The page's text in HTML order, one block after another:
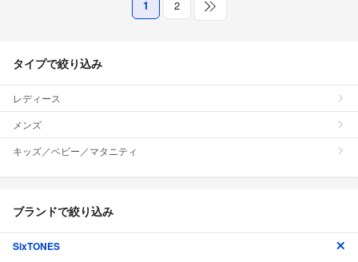
1 2
タイプで絞り込み
レディース
メンズ
キッズ／ベビー／マタニティ
ブランドで絞り込み
SixTONES